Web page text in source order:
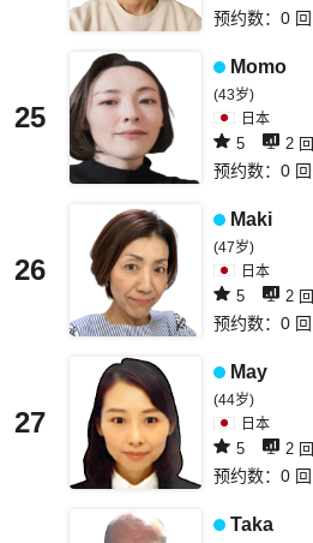
预约数：0 回
25
Momo
(43岁)
日本
5 2 回
预约数：0 回
26
Maki
(47岁)
日本
5 2 回
预约数：0 回
27
May
(44岁)
日本
5 2 回
预约数：0 回
Taka